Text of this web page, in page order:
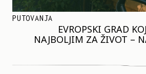
PUTOVANJA
EVROPSKI GRAD
NAJBOLJIM ZA ŽIVOT –